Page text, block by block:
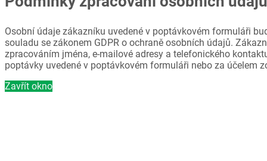
Osobní údaje zákazníku uvedené v poptávkovém formuláři
souladu se zákonem GDPR o ochraně osobních údajů.
zpracováním jména, e-mailové adresy a telefonického
poptávky uvedené v poptávkovém formuláři nebo za účelem
Zavřít okno